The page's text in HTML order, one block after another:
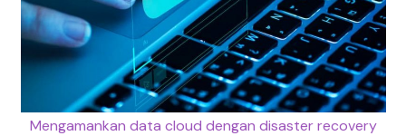
Mengamankan data cloud dengan disaster recovery